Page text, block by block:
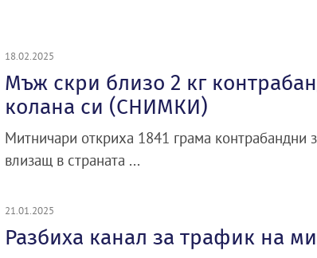
18.02.2025
Мъж скри близо 2 кг
колана си (СНИМКИ)
Митничари откриха 1841 грама контрабандни
влизащ в страната ...
21.01.2025
Разбиха канал за трафик на